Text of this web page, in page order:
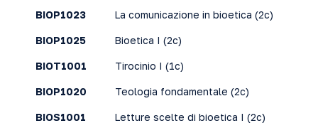
BIOP1023 La comunicazione in bioetica (2c)
BIOP1025 Bioetica I (2c)
BIOT1001 Tirocinio I (1c)
BIOP1020 Teologia fondamentale (2c)
BIOS1001 Letture scelte di bioetica I (2c)